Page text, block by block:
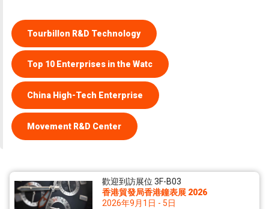
Tourbillon R&D Technology
Top 10 Enterprises in the Watc
China High-Tech Enterprise
Movement R&D Center
歡迎到訪展位 3F-B03
香港貿發局香港鐘表展 2026
2026年9月1日 - 5日